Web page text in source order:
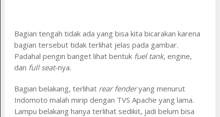
Bagian tengah tidak ada yang bisa kita bicarakan karena
bagian tersebut tidak terlihat jelas pada gambar.
Padahal pengin banget lihat bentuk fuel tank, engine,
dan full seat-nya.
Bagian belakang, terlihat rear fenderyang menurut
Indomoto malah mirip dengan TVS Apache yang lama.
Lampu belakang hanya terlihat sedikit, jadi belum bisa